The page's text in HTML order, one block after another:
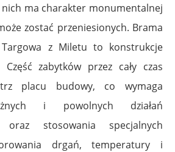
nich ma charakter monumentalnej
zostać przeniesionych. Brama
z Miletu to konstrukcje
zabytków przez cały czas
placu budowy, co wymaga
i powolnych działań
oraz stosowania specjalnych
drgań, temperatury i